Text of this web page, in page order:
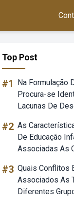
Top Post
#1
Na Formulação
Procura-se
Lacunas De
#2 As
De Educação
Associadas As
#3 Quais Conflitos
Associados As
Diferentes